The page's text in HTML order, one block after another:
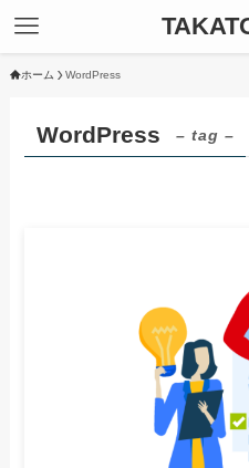
ホーム WordPress
WordPress – tag –